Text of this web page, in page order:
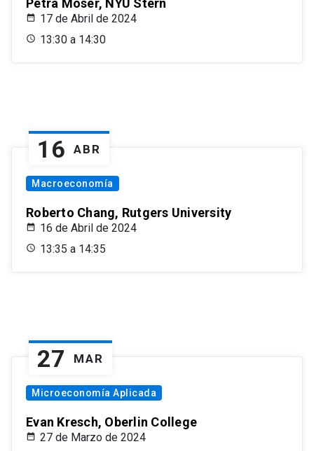
Petra Moser, NYU Stern
17 de Abril de 2024
13:30 a 14:30
16 ABR
Macroeconomía
Roberto Chang, Rutgers University
16 de Abril de 2024
13:35 a 14:35
27 MAR
Microeconomía Aplicada
Evan Kresch, Oberlin College
27 de Marzo de 2024